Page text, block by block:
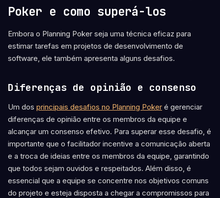
Poker e como superá-los
Embora o Planning Poker seja uma técnica eficaz para
estimar tarefas em projetos de desenvolvimento de
software, ele também apresenta alguns desafios.
Diferenças de opinião e consenso
Um dos principais desafios no Planning Poker é gerenciar
diferenças de opinião entre os membros da equipe e
alcançar um consenso efetivo. Para superar esse desafio, é
importante que o facilitador incentive a comunicação aberta
e a troca de ideias entre os membros da equipe, garantindo
que todos sejam ouvidos e respeitados. Além disso, é
essencial que a equipe se concentre nos objetivos comuns
do projeto e esteja disposta a chegar a compromissos para